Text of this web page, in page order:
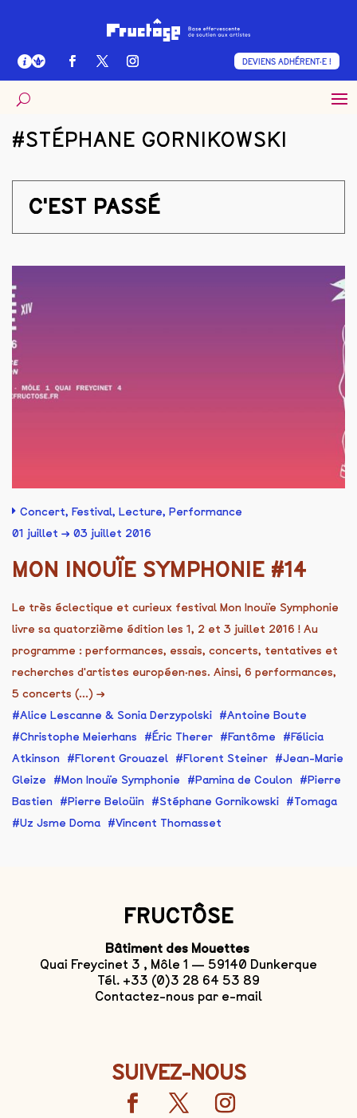
DEVIENS ADHÉRENT·E !
#STÉPHANE GORNIKOWSKI
C'EST PASSÉ
Concert, Festival, Lecture, Performance
01 juillet → 03 juillet 2016
MON INOUÏE SYMPHONIE #14
Le très éclectique et curieux festival Mon Inouïe Symphonie
livre sa quatorzième édition les 1, 2 et 3 juillet 2016 ! Au
programme : performances, essais, concerts, tentatives et
recherches d'artistes européen·nes. Ainsi, 6 performances,
5 concerts (...) →
Alice Lescanne & Sonia Derzypolski
Antoine Boute
Christophe Meierhans
Éric Therer Fantôme
Félicia
Atkinson
Florent Grouazel Florent Steiner
Jean-Marie
Gleize
Mon Inouïe Symphonie Pamina de Coulon
Pierre
Bastien
Pierre Beloüin Stéphane Gornikowski
Tomaga
Uz Jsme Doma
Vincent Thomasset
FRUCTÔSE
Bâtiment des Mouettes
Quai Freycinet 3 , Môle 1 — 59140 Dunkerque
Tél. +33 (0)3 28 64 53 89
Contactez-nous par e-mail
SUIVEZ-NOUS